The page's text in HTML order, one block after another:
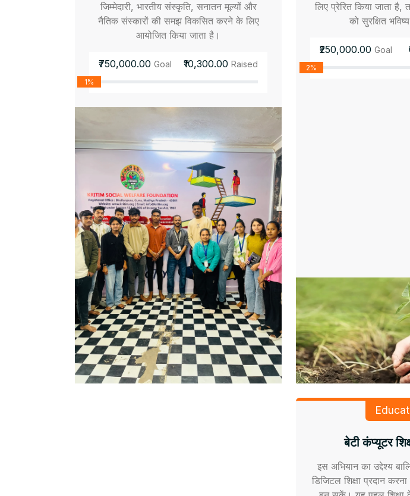
जिम्मेदारी, भारतीय संस्कृति, सनातन मूल्यों और
नैतिक संस्कारों की समझ विकसित करने के लिए
आयोजित किया जाता है।
₹750,000.00Goal ₹10,300.00 Raised
1%
लिए प्रेरित किया जाता है,
को सुरक्षित
₹250,000.00 Goal
2%
बेटी कंप्यूटर
इस अभियान का उद्देश्य
डिजिटल शिक्षा प्रदान